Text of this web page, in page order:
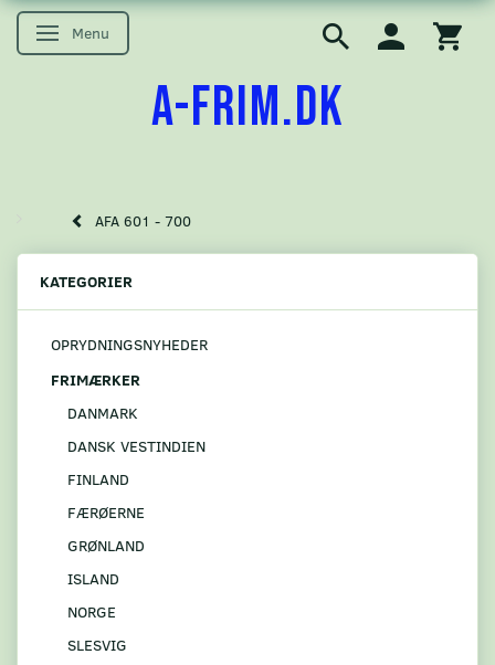
Skifte navigation
Menu
A-FRIM.DK
AFA 601 - 700
KATEGORIER
OPRYDNINGSNYHEDER
FRIMÆRKER
DANMARK
DANSK VESTINDIEN
FINLAND
FÆRØERNE
GRØNLAND
ISLAND
NORGE
SLESVIG